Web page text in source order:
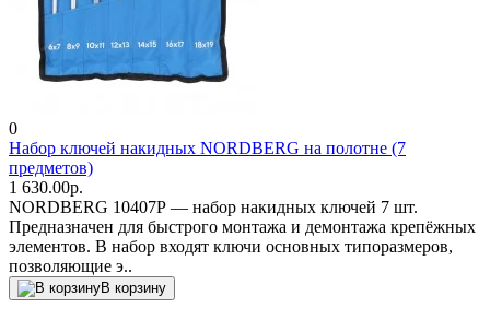
0
Набор ключей накидных NORDBERG на полотне (7
предметов)
1 630.00р.
NORDBERG 10407P — набор накидных ключей 7 шт.
Предназначен для быстрого монтажа и демонтажа крепёжных
элементов. В набор входят ключи основных типоразмеров,
позволяющие э..
В корзину